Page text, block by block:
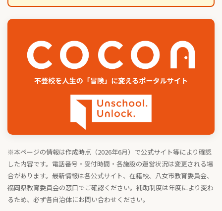
※本ページの情報は作成時点（2026年6月）で公式サイト等により確認
した内容です。電話番号・受付時間・各施設の運営状況は変更される場
合があります。最新情報は各公式サイト、在籍校、八女市教育委員会、
福岡県教育委員会の窓口でご確認ください。補助制度は年度により変わ
るため、必ず各自治体にお問い合わせください。